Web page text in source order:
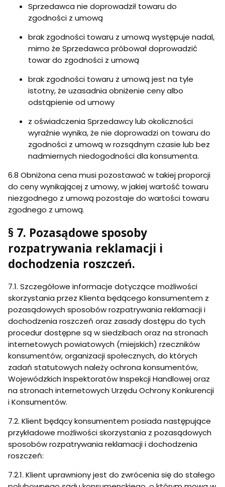
Sprzedawca nie doprowadził towaru do
zgodności z umową
brak zgodności towaru z umową występuje nadal,
mimo że Sprzedawca próbował doprowadzić
towar do zgodności z umową
brak zgodności towaru z umową jest na tyle
istotny, że uzasadnia obniżenie ceny albo
odstąpienie od umowy
z oświadczenia Sprzedawcy lub okoliczności
wyraźnie wynika, że nie doprowadzi on towaru do
zgodności z umową w rozsądnym czasie lub bez
nadmiernych niedogodności dla konsumenta.
6.8 Obniżona cena musi pozostawać w takiej proporcji
do ceny wynikającej z umowy, w jakiej wartość towaru
niezgodnego z umową pozostaje do wartości towaru
zgodnego z umową.
§ 7. Pozasądowe sposoby
rozpatrywania reklamacji i
dochodzenia roszczeń.
7.1. Szczegółowe informacje dotyczące możliwości
skorzystania przez Klienta będącego konsumentem z
pozasądowych sposobów rozpatrywania reklamacji i
dochodzenia roszczeń oraz zasady dostępu do tych
procedur dostępne są w siedzibach oraz na stronach
internetowych powiatowych (miejskich) rzeczników
konsumentów, organizacji społecznych, do których
zadań statutowych należy ochrona konsumentów,
Wojewódzkich Inspektoratów Inspekcji Handlowej oraz
na stronach internetowych Urzędu Ochrony Konkurencji
i Konsumentów.
7.2. Klient będący konsumentem posiada następujące
przykładowe możliwości skorzystania z pozasądowych
sposobów rozpatrywania reklamacji i dochodzenia
roszczeń:
7.2.1. Klient uprawniony jest do zwrócenia się do stałego